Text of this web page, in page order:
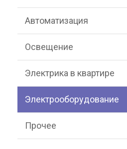
Автоматизация
Освещение
Электрика в квартире
Электрооборудование
Прочее